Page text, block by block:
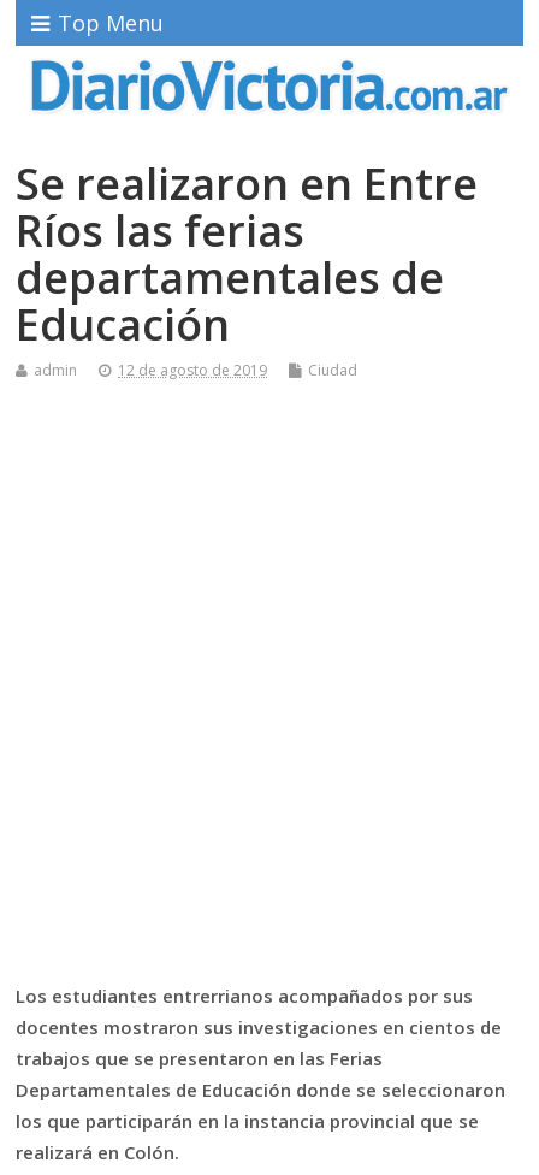
Top Menu
Se realizaron en Entre
Ríos las ferias
departamentales de
Educación
admin 12 de agosto de 2019 Ciudad
Los estudiantes entrerrianos acompañados por sus
docentes mostraron sus investigaciones en cientos de
trabajos que se presentaron en las Ferias
Departamentales de Educación donde se seleccionaron
los que participarán en la instancia provincial que se
realizará en Colón.